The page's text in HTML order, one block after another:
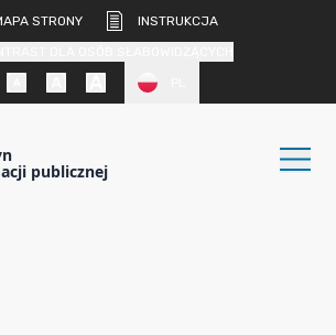
STRONY
INSTRUKCJA
publicznej